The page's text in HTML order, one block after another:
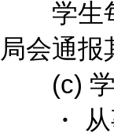
学生每
局会通报
(c) 学
・ 从